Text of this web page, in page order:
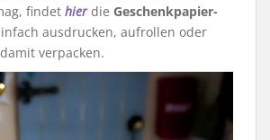
findet hierdie Geschenkpapier-
ausdrucken, aufrollen oder
verpacken.